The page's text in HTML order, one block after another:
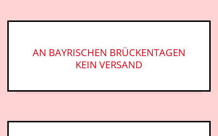
AN BAYRISCHEN BRÜCKENTAGEN
KEIN VERSAND